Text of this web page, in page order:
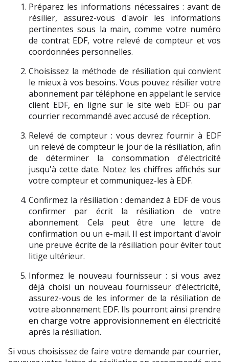
Préparez les informations nécessaires : avant de
résilier, assurez-vous d'avoir les informations
pertinentes sous la main, comme votre numéro
de contrat EDF, votre relevé de compteur et vos
coordonnées personnelles.
Choisissez la méthode de résiliation qui convient
le mieux à vos besoins. Vous pouvez résilier votre
abonnement par téléphone en appelant le service
client EDF, en ligne sur le site web EDF ou par
courrier recommandé avec accusé de réception.
Relevé de compteur : vous devrez fournir à EDF
un relevé de compteur le jour de la résiliation, afin
de déterminer la consommation d'électricité
jusqu'à cette date. Notez les chiffres affichés sur
votre compteur et communiquez-les à EDF.
Confirmez la résiliation : demandez à EDF de vous
confirmer par écrit la résiliation de votre
abonnement. Cela peut être une lettre de
confirmation ou un e-mail. Il est important d'avoir
une preuve écrite de la résiliation pour éviter tout
litige ultérieur.
Informez le nouveau fournisseur : si vous avez
déjà choisi un nouveau fournisseur d'électricité,
assurez-vous de les informer de la résiliation de
votre abonnement EDF. Ils pourront ainsi prendre
en charge votre approvisionnement en électricité
après la résiliation.
Si vous choisissez de faire votre demande par courrier,